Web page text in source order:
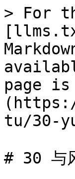
> For
page
tu/30-
# 30 与